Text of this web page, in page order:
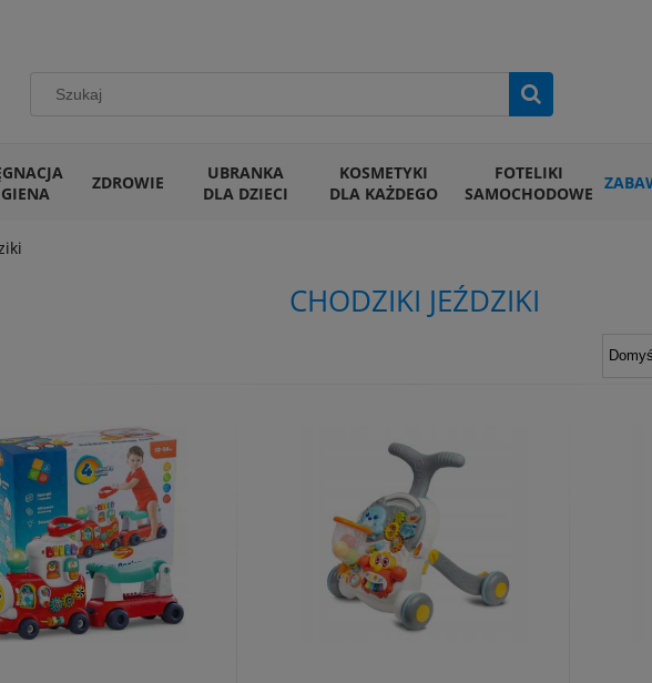
ZDROWIE
UBRANKA
DLA DZIECI
KOSMETYKI
DLA KAŻDEGO
FOTELIKI
SAMOCHODOWE
CHODZIKI JEŹDZIKI